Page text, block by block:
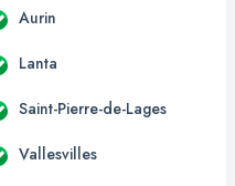
Aurin
Lanta
Saint-Pierre-de-Lages
Vallesvilles